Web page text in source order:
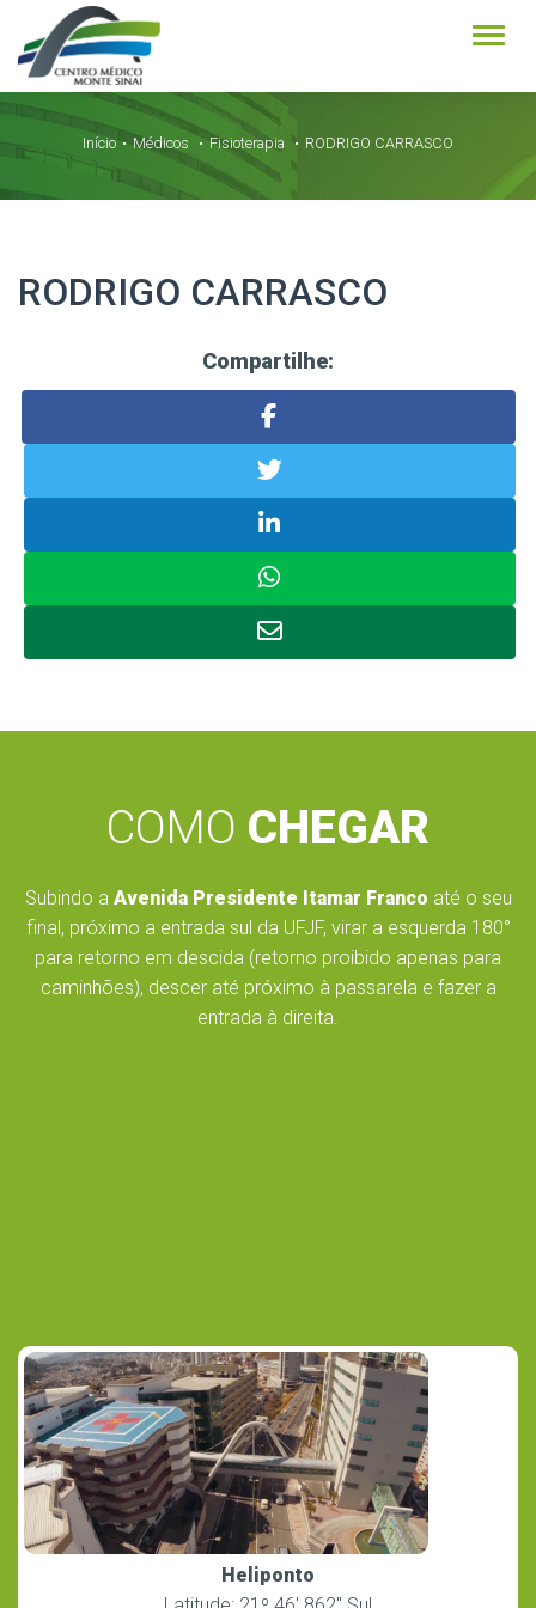
Início Médicos Fisioterapia RODRIGO CARRASCO
RODRIGO CARRASCO
Compartilhe:
COMO CHEGAR
Subindo a Avenida Presidente Itamar Franco até o seu
final, próximo a entrada sul da UFJF, virar a esquerda 180°
para retorno em descida (retorno proibido apenas para
caminhões), descer até próximo à passarela e fazer a
entrada à direita.
Heliponto